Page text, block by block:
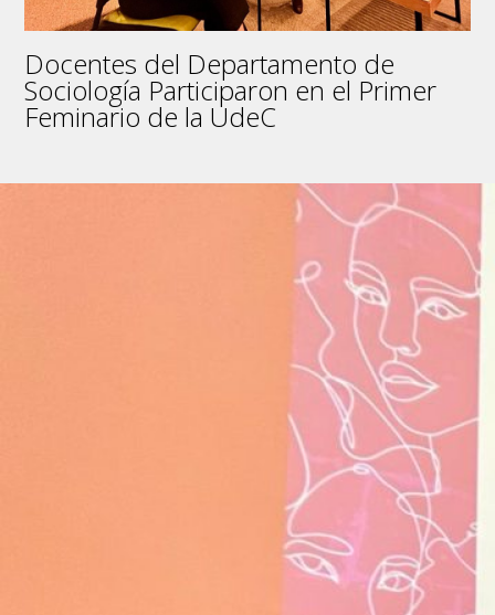
Docentes del Departamento de
Sociología Participaron en el Primer
Feminario de la UdeC